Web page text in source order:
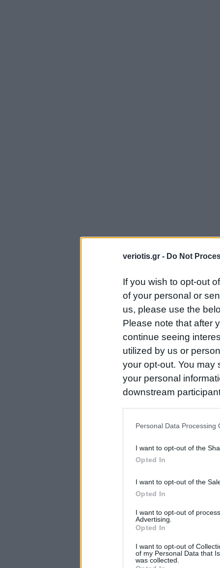
veriotis.gr - Do Not
If you wish to opt-out
of your personal or
us, please use the
Please note that after
continue seeing
utilized by us or
your opt-out. You may
your personal
downstream
us to third parties on
Personal Data Processing
I want to opt-out of the
Opted In
I want to opt-out of the
Opted In
I want to opt-out of
Advertising.
Opted In
I want to opt-out of
of my Personal Data that
was collected.